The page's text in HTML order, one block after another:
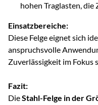
hohen Traglasten,
Einsatzbereiche:
Diese Felge eignet sich
anspruchsvolle
Zuverlässigkeit im Fokus
Fazit:
DieStahl-Felge in der